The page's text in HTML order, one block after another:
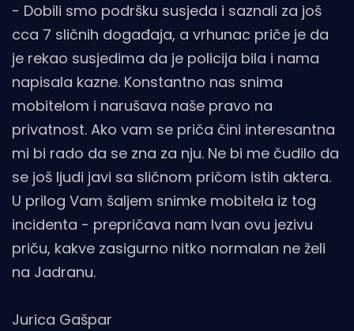
- Dobili smo podršku susjeda i saznali za još
cca 7 sličnih događaja, a vrhunac priče je da
je rekao susjedima da je policija bila i nama
napisala kazne. Konstantno nas snima
mobitelom i narušava naše pravo na
privatnost. Ako vam se priča čini interesantna
mi bi rado da se zna za nju. Ne bi me čudilo da
se još ljudi javi sa sličnom pričom istih aktera.
U prilog Vam šaljem snimke mobitela iz tog
incidenta - prepričava nam Ivan ovu jezivu
priču, kakve zasigurno nitko normalan ne želi
na Jadranu.
Jurica Gašpar